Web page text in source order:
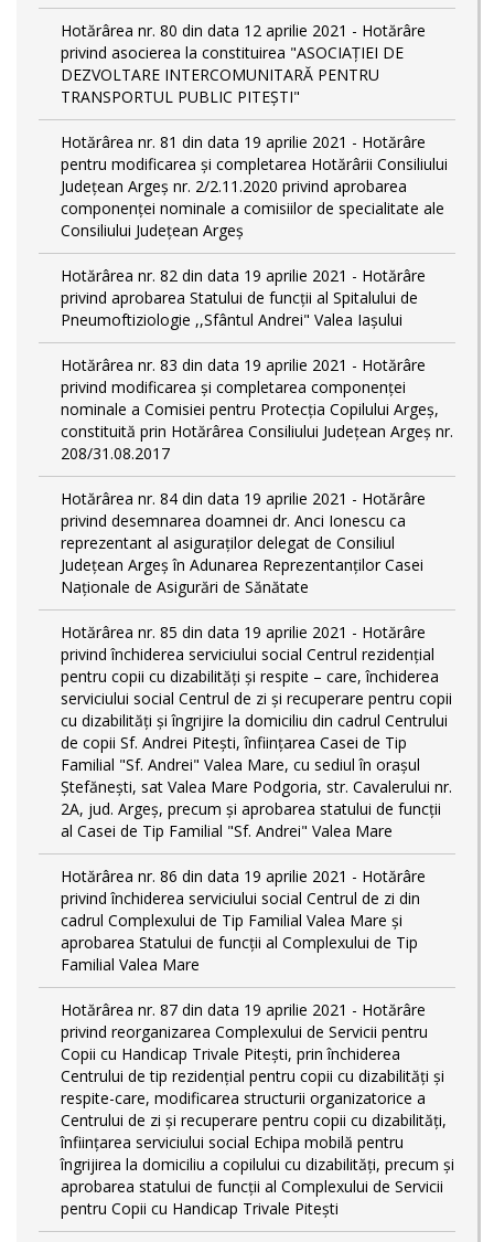
Hotărârea nr. 80 din data 12 aprilie 2021 - Hotărâre
privind asocierea la constituirea "ASOCIAȚIEI DE
DEZVOLTARE INTERCOMUNITARĂ PENTRU
TRANSPORTUL PUBLIC PITEȘTI"
Hotărârea nr. 81 din data 19 aprilie 2021 - Hotărâre
pentru modificarea și completarea Hotărârii Consiliului
Județean Argeș nr. 2/2.11.2020 privind aprobarea
componenței nominale a comisiilor de specialitate ale
Consiliului Județean Argeș
Hotărârea nr. 82 din data 19 aprilie 2021 - Hotărâre
privind aprobarea Statului de funcții al Spitalului de
Pneumoftiziologie ,,Sfântul Andrei" Valea Iașului
Hotărârea nr. 83 din data 19 aprilie 2021 - Hotărâre
privind modificarea și completarea componenței
nominale a Comisiei pentru Protecția Copilului Argeș,
constituită prin Hotărârea Consiliului Județean Argeș nr.
208/31.08.2017
Hotărârea nr. 84 din data 19 aprilie 2021 - Hotărâre
privind desemnarea doamnei dr. Anci Ionescu ca
reprezentant al asiguraților delegat de Consiliul
Județean Argeș în Adunarea Reprezentanților Casei
Naționale de Asigurări de Sănătate
Hotărârea nr. 85 din data 19 aprilie 2021 - Hotărâre
privind închiderea serviciului social Centrul rezidenţial
pentru copii cu dizabilităţi și respite – care, închiderea
serviciului social Centrul de zi și recuperare pentru copii
cu dizabilități și îngrijire la domiciliu din cadrul Centrului
de copii Sf. Andrei Pitești, înființarea Casei de Tip
Familial "Sf. Andrei" Valea Mare, cu sediul în orașul
Ștefănești, sat Valea Mare Podgoria, str. Cavalerului nr.
2A, jud. Argeș, precum și aprobarea statului de funcții
al Casei de Tip Familial "Sf. Andrei" Valea Mare
Hotărârea nr. 86 din data 19 aprilie 2021 - Hotărâre
privind închiderea serviciului social Centrul de zi din
cadrul Complexului de Tip Familial Valea Mare și
aprobarea Statului de funcții al Complexului de Tip
Familial Valea Mare
Hotărârea nr. 87 din data 19 aprilie 2021 - Hotărâre
privind reorganizarea Complexului de Servicii pentru
Copii cu Handicap Trivale Pitești, prin închiderea
Centrului de tip rezidenţial pentru copii cu dizabilităţi și
respite-care, modificarea structurii organizatorice a
Centrului de zi și recuperare pentru copii cu dizabilități,
înființarea serviciului social Echipa mobilă pentru
îngrijirea la domiciliu a copilului cu dizabilități, precum și
aprobarea statului de funcții al Complexului de Servicii
pentru Copii cu Handicap Trivale Pitești